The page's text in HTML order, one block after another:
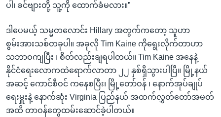
ပါ၊ ခင်ဗျားတို့ သူ့ကို ထောက်ခံမလား။”
ဒါပေမယ့် သမ္မတလောင်း Hillary အတွက်ကတော့ သူဟာ
စွမ်းအားသစ်တခုပါ။ အခုလို Tim Kaine ကိုရွေးလိုက်တာဟာ
သဘာဝကျပြီး ၊ စိတ်လည်းချရပါတယ်။ Tim Kaine အနေနဲ့
နိုင်ငံရေးလောကထဲရောက်လာတာ ၂၂ နှစ်ရှိသွားပါပြီ။ မြို့နယ်
အဆင့် ကောင်စီဝင် ကနေစပြီး၊ မြို့တော်ဝန် ၊ နောက်အုပ်ချုပ်
ရေးမှူးနဲ့ နောက်ဆုံး Virginia ပြည်နယ် အထက်လွှတ်တော်အမတ်
အထိ တာဝန်တွေထမ်းဆောင်ခဲ့ပါတယ်။